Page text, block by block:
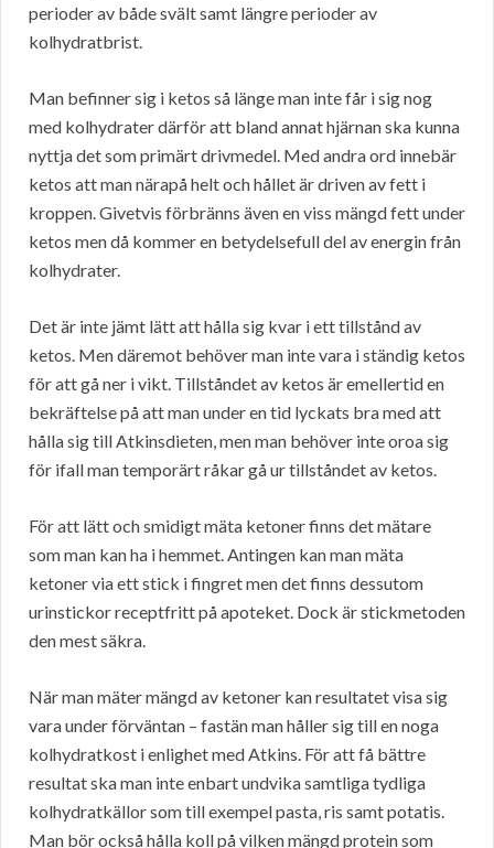
perioder av både svält samt längre perioder av
kolhydratbrist.
Man befinner sig i ketos så länge man inte får i sig nog
med kolhydrater därför att bland annat hjärnan ska kunna
nyttja det som primärt drivmedel. Med andra ord innebär
ketos att man närapå helt och hållet är driven av fett i
kroppen. Givetvis förbränns även en viss mängd fett under
ketos men då kommer en betydelsefull del av energin från
kolhydrater.
Det är inte jämt lätt att hålla sig kvar i ett tillstånd av
ketos. Men däremot behöver man inte vara i ständig ketos
för att gå ner i vikt. Tillståndet av ketos är emellertid en
bekräftelse på att man under en tid lyckats bra med att
hålla sig till Atkinsdieten, men man behöver inte oroa sig
för ifall man temporärt råkar gå ur tillståndet av ketos.
För att lätt och smidigt mäta ketoner finns det mätare
som man kan ha i hemmet. Antingen kan man mäta
ketoner via ett stick i fingret men det finns dessutom
urinstickor receptfritt på apoteket. Dock är stickmetoden
den mest säkra.
När man mäter mängd av ketoner kan resultatet visa sig
vara under förväntan – fastän man håller sig till en noga
kolhydratkost i enlighet med Atkins. För att få bättre
resultat ska man inte enbart undvika samtliga tydliga
kolhydratkällor som till exempel pasta, ris samt potatis.
Man bör också hålla koll på vilken mängd protein som